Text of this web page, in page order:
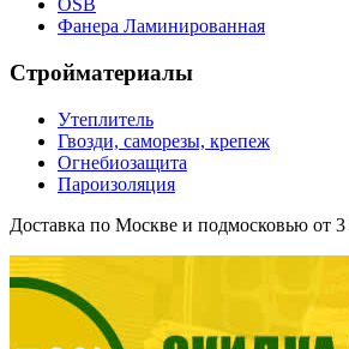
OSB
Фанера Ламинированная
Стройматериалы
Утеплитель
Гвозди, саморезы, крепеж
Огнебиозащита
Пароизоляция
Доставка по Москве и подмосковью от 3